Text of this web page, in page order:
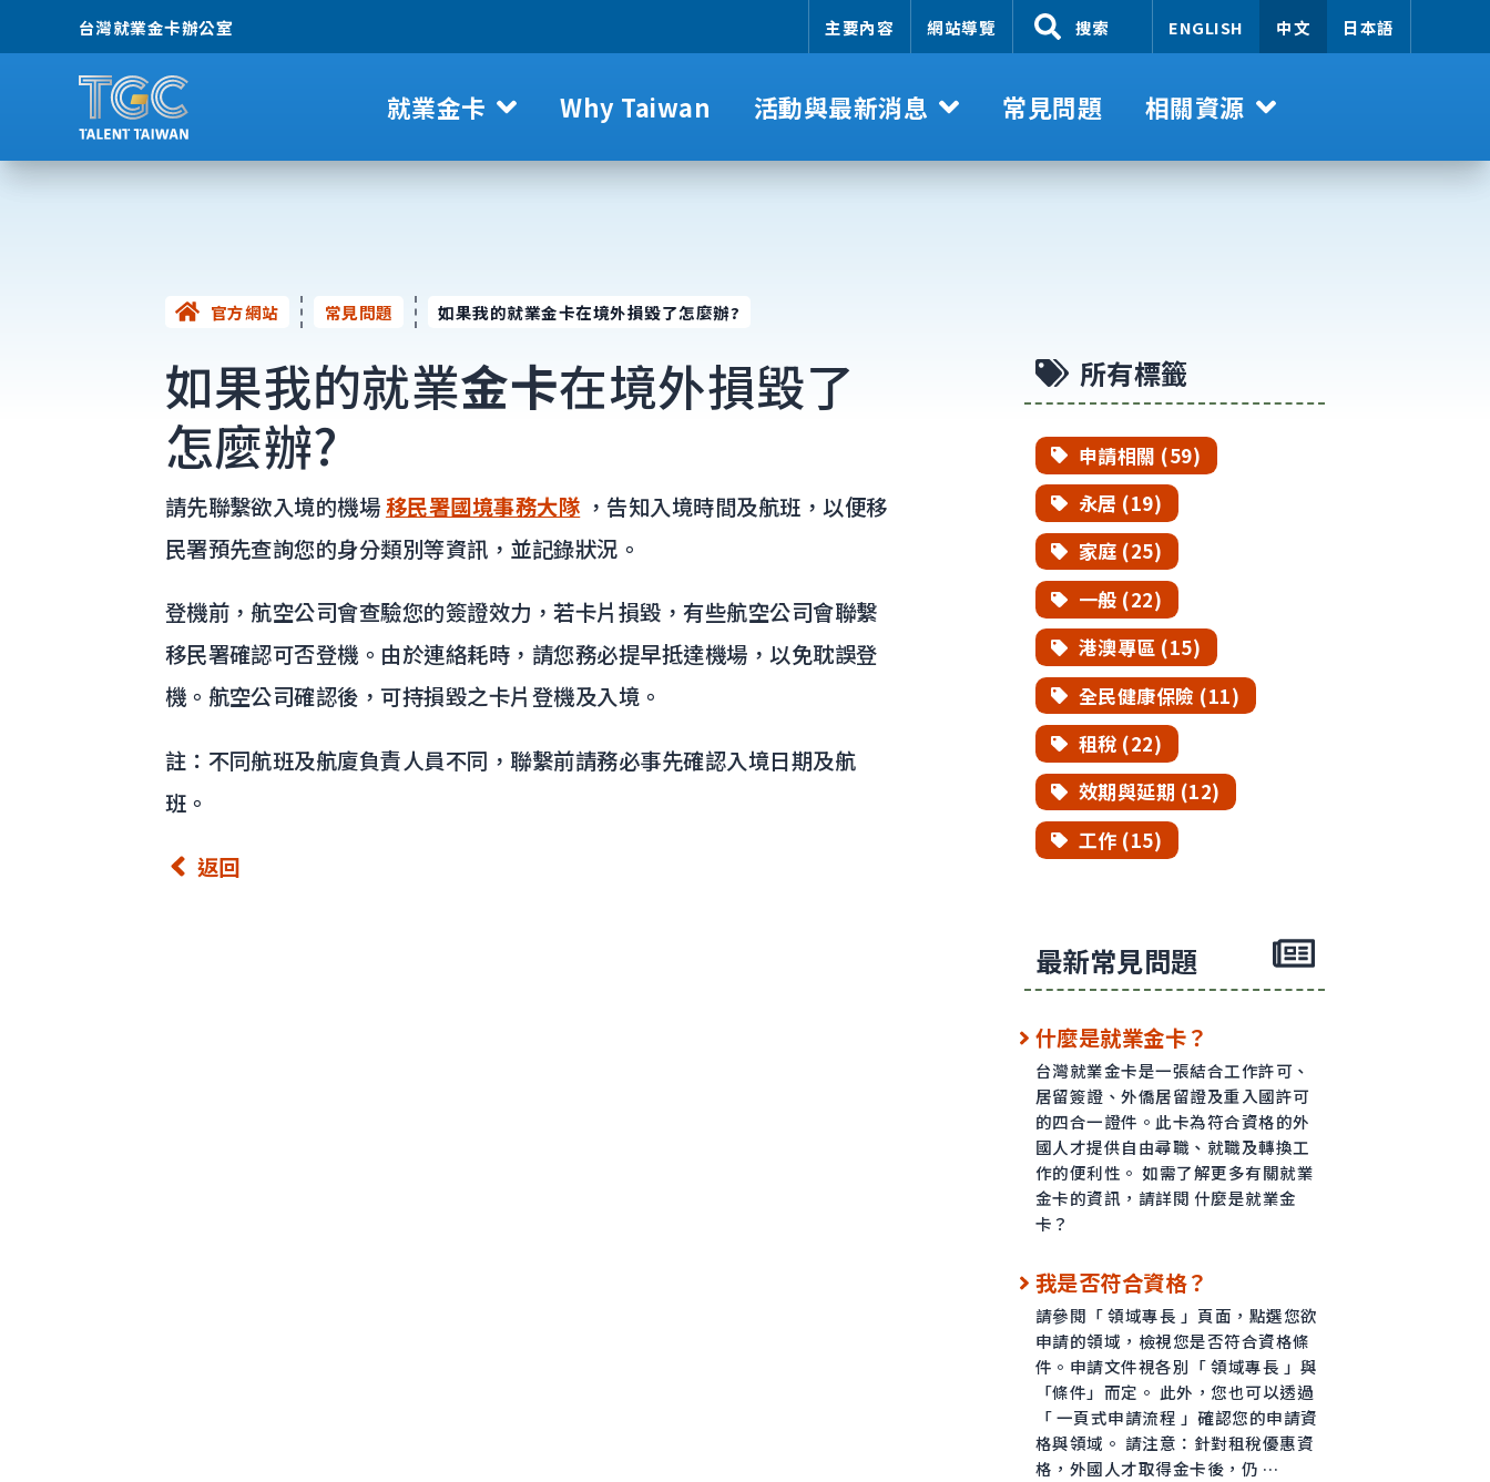
台灣就業金卡辦公室 主要內容 網站導覽 搜索 ENGLISH 中文 日本語
就業金卡 Why Taiwan 活動與最新消息 常見問題 相關資源
官方網站 常見問題 如果我的就業金卡在境外損毀了怎麼辦?
如果我的就業金卡在境外損毀了
怎麼辦?
請先聯繫欲入境的機場移民署國境事務大隊 ，告知入境時間及航班，以便移
民署預先查詢您的身分類別等資訊，並記錄狀況。
登機前，航空公司會查驗您的簽證效力，若卡片損毀，有些航空公司會聯繫
移民署確認可否登機。由於連絡耗時，請您務必提早抵達機場，以免耽誤登
機。航空公司確認後，可持損毀之卡片登機及入境。
註：不同航班及航廈負責人員不同，聯繫前請務必事先確認入境日期及航
班。
返回
所有標籤
申請相關 (59)
永居 (19)
家庭 (25)
一般 (22)
港澳專區 (15)
全民健康保險 (11)
租稅 (22)
效期與延期 (12)
工作 (15)
最新常見問題
什麼是就業金卡？
台灣就業金卡是一張結合工作許可、
居留簽證、外僑居留證及重入國許可
的四合一證件。此卡為符合資格的外
國人才提供自由尋職、就職及轉換工
作的便利性。 如需了解更多有關就業
金卡的資訊，請詳閱 什麼是就業金
卡？
我是否符合資格？
請參閱「 領域專長 」頁面，點選您欲
申請的領域，檢視您是否符合資格條
件。申請文件視各別「 領域專長 」與
「條件」而定。 此外，您也可以透過
「 一頁式申請流程 」確認您的申請資
格與領域。 請注意：針對租稅優惠資
格，外國人才取得金卡後，仍 …